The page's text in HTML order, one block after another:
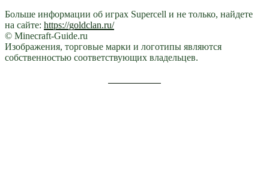
Больше информации об играх Supercell и не только, найдете
на сайте: https://goldclan.ru/
© Minecraft-Guide.ru
Изображения, торговые марки и логотипы являются
собственностью соответствующих владельцев.